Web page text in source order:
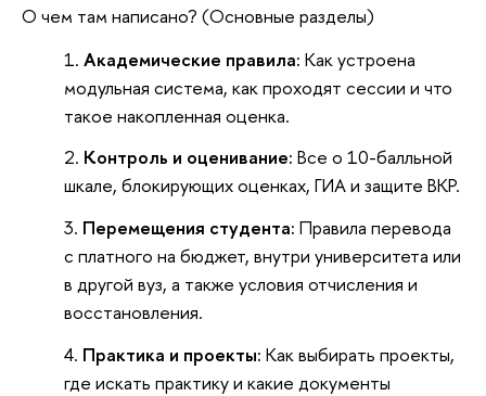
О чем там написано? (Основные разделы)
Академические правила: Как устроена
модульная система, как проходят сессии и что
такое накопленная оценка.
Контроль и оценивание: Все о 10-балльной
шкале, блокирующих оценках, ГИА и защите ВКР.
Перемещения студента: Правила перевода
с платного на бюджет, внутри университета или
в другой вуз, а также условия отчисления и
восстановления.
Практика и проекты: Как выбирать проекты,
где искать практику и какие документы